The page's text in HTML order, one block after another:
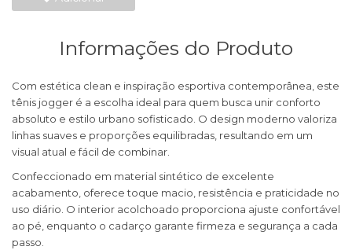
Informações do Produto
Com estética clean e inspiração esportiva contemporânea, este
tênis jogger é a escolha ideal para quem busca unir conforto
absoluto e estilo urbano sofisticado. O design moderno valoriza
linhas suaves e proporções equilibradas, resultando em um
visual atual e fácil de combinar.
Confeccionado em material sintético de excelente
acabamento, oferece toque macio, resistência e praticidade no
uso diário. O interior acolchoado proporciona ajuste confortável
ao pé, enquanto o cadarço garante firmeza e segurança a cada
passo.